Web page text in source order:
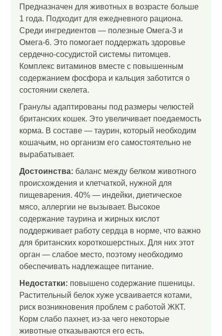
Предназначен для животных в возрасте больше
1 года. Подходит для ежедневного рациона.
Среди ингредиентов — полезные Омега-3 и
Омега-6. Это помогает поддержать здоровье
сердечно-сосудистой системы питомцев.
Комплекс витаминов вместе с повышенным
содержанием фосфора и кальция заботится о
состоянии скелета.
Гранулы адаптированы под размеры челюстей
британских кошек. Это увеличивает поедаемость
корма. В составе — таурин, который необходим
кошачьим, но организм его самостоятельно не
вырабатывает.
Достоинства: баланс между белком животного
происхождения и клетчаткой, нужной для
пищеварения. 40% — индейки, диетическое
мясо, аллергии не вызывает. Высокое
содержание таурина и жирных кислот
поддерживает работу сердца в норме, что важно
для британских короткошерстных. Для них этот
орган — слабое место, поэтому необходимо
обеспечивать надлежащее питание.
Недостатки: повышено содержание пшеницы.
Растительный белок хуже усваивается котами,
риск возникновения проблем с работой ЖКТ.
Корм слабо пахнет, из-за чего некоторые
животные отказываются его есть.